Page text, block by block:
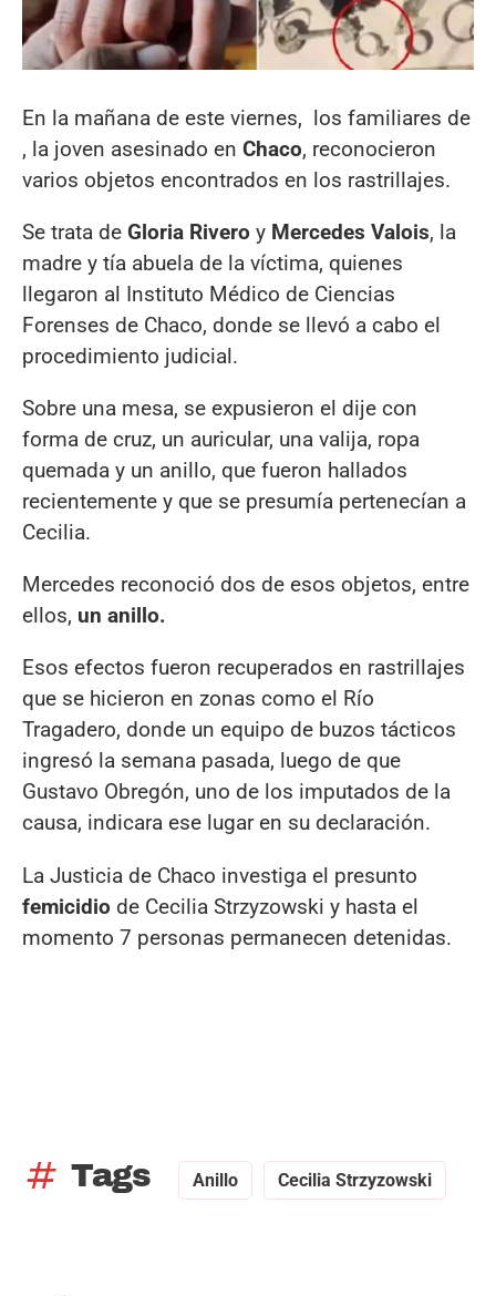
En la mañana de este viernes, los familiares de
, la joven asesinado en Chaco, reconocieron
varios objetos encontrados en los rastrillajes.
Se trata de Gloria Rivero y Mercedes Valois, la
madre y tía abuela de la víctima, quienes
llegaron al Instituto Médico de Ciencias
Forenses de Chaco, donde se llevó a cabo el
procedimiento judicial.
Sobre una mesa, se expusieron el dije con
forma de cruz, un auricular, una valija, ropa
quemada y un anillo, que fueron hallados
recientemente y que se presumía pertenecían a
Cecilia.
Mercedes reconoció dos de esos objetos, entre
ellos, un anillo.
Esos efectos fueron recuperados en rastrillajes
que se hicieron en zonas como el Río
Tragadero, donde un equipo de buzos tácticos
ingresó la semana pasada, luego de que
Gustavo Obregón, uno de los imputados de la
causa, indicara ese lugar en su declaración.
La Justicia de Chaco investiga el presunto
femicidio de Cecilia Strzyzowski y hasta el
momento 7 personas permanecen detenidas.
tag Tags Anillo Cecilia Strzyzowski